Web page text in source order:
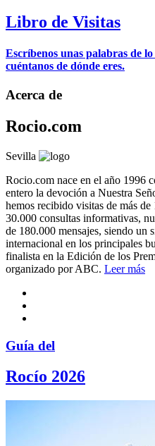
Libro de Visitas
Escríbenos unas palabras de
cuéntanos de dónde eres.
Acerca de
Rocio.com
Sevilla
Rocio.com nace en el año 1996
entero la devoción a Nuestra
hemos recibido visitas de más de
30.000 consultas informativas,
de 180.000 mensajes, siendo un
internacional en los principales
finalista en la Edición de los
organizado por ABC. Leer más
Guía del
Rocío 2026